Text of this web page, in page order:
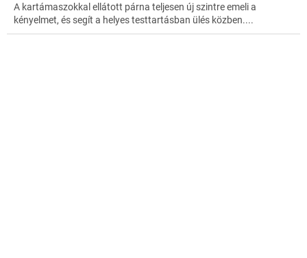
A kartámaszokkal ellátott párna teljesen új szintre emeli a
kényelmet, és segít a helyes testtartásban ülés közben....